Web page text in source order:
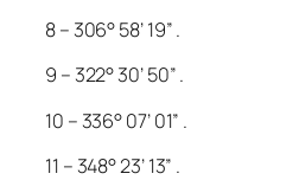
8 – 306° 58’ 19” .
9 – 322° 30’ 50” .
10 – 336° 07’ 01” .
11 – 348° 23’ 13” .